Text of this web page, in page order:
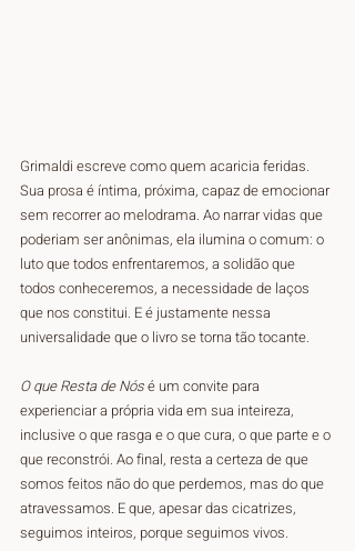
Grimaldi escreve como quem acaricia feridas.
Sua prosa é íntima, próxima, capaz de emocionar
sem recorrer ao melodrama. Ao narrar vidas que
poderiam ser anônimas, ela ilumina o comum: o
luto que todos enfrentaremos, a solidão que
todos conheceremos, a necessidade de laços
que nos constitui. E é justamente nessa
universalidade que o livro se torna tão tocante.
O que Resta de Nós é um convite para
experienciar a própria vida em sua inteireza,
inclusive o que rasga e o que cura, o que parte e o
que reconstrói. Ao final, resta a certeza de que
somos feitos não do que perdemos, mas do que
atravessamos. E que, apesar das cicatrizes,
seguimos inteiros, porque seguimos vivos.